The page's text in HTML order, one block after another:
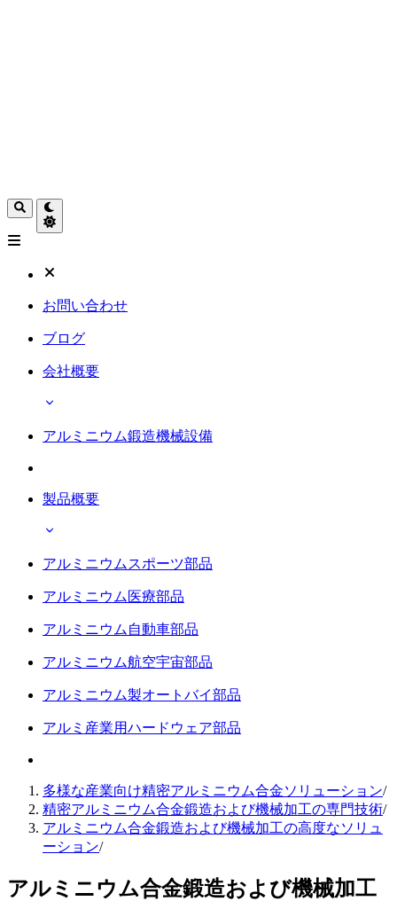
お問い合わせ
ブログ
会社概要
アルミニウム鍛造機械設備
製品概要
アルミニウムスポーツ部品
アルミニウム医療部品
アルミニウム自動車部品
アルミニウム航空宇宙部品
アルミニウム製オートバイ部品
アルミ産業用ハードウェア部品
多様な産業向け精密アルミニウム合金ソリューション/
精密アルミニウム合金鍛造および機械加工の専門技術/
アルミニウム合金鍛造および機械加工の高度なソリュ
ーション/
アルミニウム合金鍛造および機械加工